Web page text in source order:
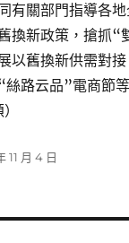
有關部門指導各
換新政策，搶抓“
以舊換新供需對
路云品”電商節
11 月 4 日